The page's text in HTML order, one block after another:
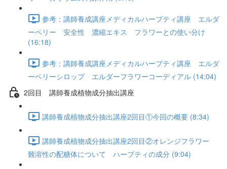
参考：講師養成講座メディカルハーブティ講座 エルダ
ーベリー 安全性 濃縮エキス フラワーとの使い分け
(16:18)
参考：講師養成講座メディカルハーブティ講座 エルダ
ーベリーシロップ エルダーフラワーコーディアル (14:04)
2回目 講師養成植物成分抽出講座
講師養成植物成分抽出講座2回目①今回の概要 (8:34)
講師養成植物成分抽出講座2回目②オレンジフラワー
難溶性の配糖体について ハーブティの成分 (9:04)